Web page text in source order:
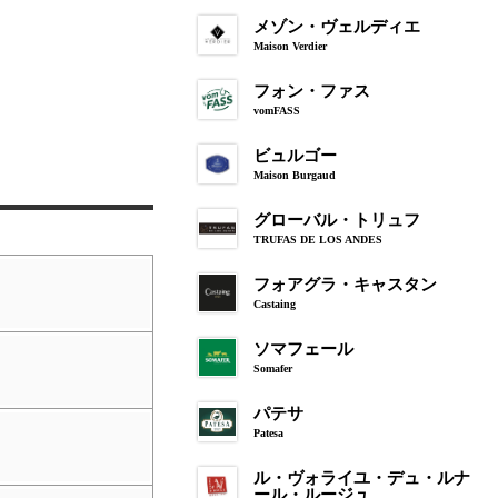
メゾン・ヴェルディエ
Maison Verdier
フォン・ファス
vomFASS
ビュルゴー
Maison Burgaud
グローバル・トリュフ
TRUFAS DE LOS ANDES
フォアグラ・キャスタン
Castaing
ソマフェール
Somafer
パテサ
Patesa
ル・ヴォライユ・デュ・ルナ